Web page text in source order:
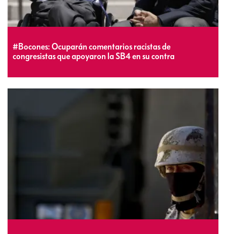
#Bocones: Ocuparán comentarios racistas de
congresistas que apoyaron la SB4 en su contra